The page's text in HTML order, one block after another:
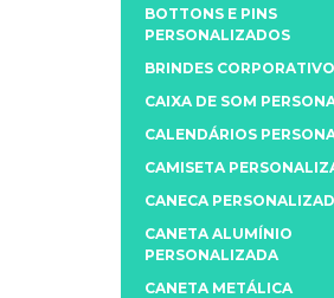
BOTTONS E PINS
PERSONALIZADOS
BRINDES
CAIXA DE SOM
CALENDÁRIOS
CAMISETA
CANECA
CANETA ALUMÍNIO
PERSONALIZADA
CANETA METÁLICA